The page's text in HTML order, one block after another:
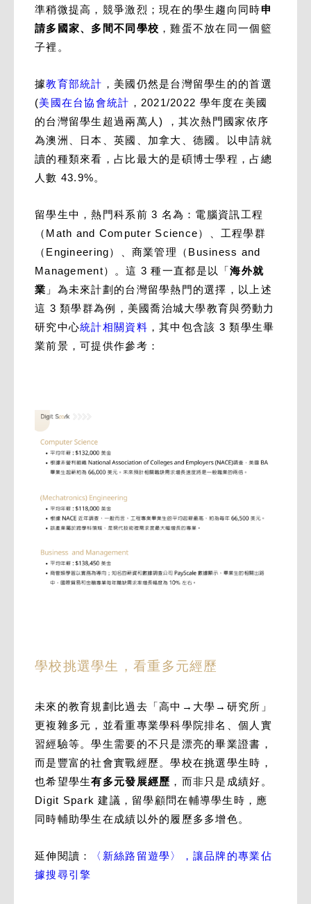
準稍微提高，競爭激烈；現在的學生趨向同時申
請多國家、多間不同學校 ，雞蛋不放在同一個籃
子裡。
據教育部統計 ，美國仍然是台灣留學生的的首選
(美國在台協會統計 ，2021/2022 學年度在美國
的台灣留學生超過兩萬人) ，其次熱門國家依序
為澳洲、日本、英國、加拿大、德國。以申請就
讀的種類來看，占比最大的是碩博士學程，占總
人數 43.9%。
留學生中，熱門科系前 3 名為：電腦資訊工程
（Math and Computer Science）、工程學群
（Engineering）、商業管理（Business and
Management）。這 3 種一直都是以「海外就
業 」為未來計劃的台灣留學熱門的選擇，以上述
這 3 類學群為例，美國喬治城大學教育與勞動力
研究中心統計相關資料 ，其中包含該 3 類學生畢
業前景，可提供作參考：
學校挑選學生，看重多元經歷
未來的教育規劃比過去「高中→大學→研究所」
更複雜多元，並看重專業學科學院排名、個人實
習經驗等。學生需要的不只是漂亮的畢業證書，
而是豐富的社會實戰經歷。學校在挑選學生時，
也希望學生有多元發展經歷 ，而非只是成績好。
Digit Spark 建議，留學顧問在輔導學生時，應
同時輔助學生在成績以外的履歷多多增色。
延伸閱讀：
〈新絲路留遊學〉，讓品牌的專業佔
據搜尋引擎